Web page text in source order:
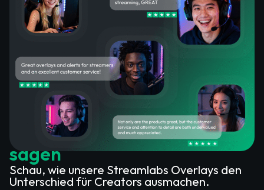
Was zufriedene Kunden über
unsere Streamlabs Overlays
sagen
Schau, wie unsere Streamlabs Overlays den
Unterschied für Creators ausmachen.